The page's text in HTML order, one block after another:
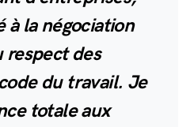
à la négociation
respect des
du travail. Je
totale aux